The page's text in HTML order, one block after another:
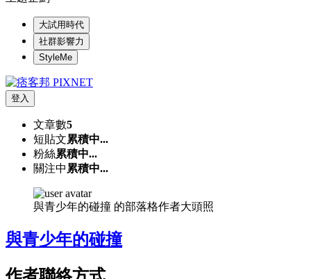
大試用時代
社群影響力
StyleMe
登入
文章數5
短貼文累積中...
粉絲累積中...
關注中 累積中...
與青少年的碰撞 的部落格作者大頭照
與青少年的碰撞